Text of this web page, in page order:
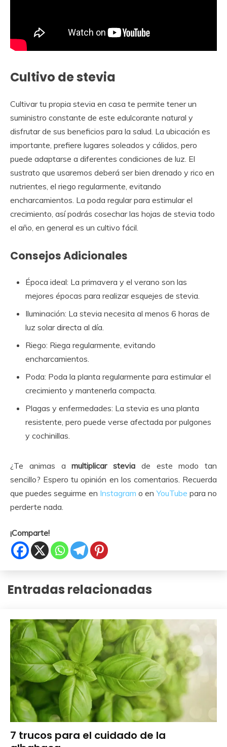
Cultivo de stevia
Cultivar tu propia stevia en casa te permite tener un
suministro constante de este edulcorante natural y
disfrutar de sus beneficios para la salud. La ubicación es
importante, prefiere lugares soleados y cálidos, pero
puede adaptarse a diferentes condiciones de luz. El
sustrato que usaremos deberá ser bien drenado y rico en
nutrientes, el riego regularmente, evitando
encharcamientos. La poda regular para estimular el
crecimiento, así podrás cosechar las hojas de stevia todo
el año, en general es un cultivo fácil.
Consejos Adicionales
Época ideal: La primavera y el verano son las
mejores épocas para realizar esquejes de stevia.
Iluminación: La stevia necesita al menos 6 horas de
luz solar directa al día.
Riego: Riega regularmente, evitando
encharcamientos.
Poda: Poda la planta regularmente para estimular el
crecimiento y mantenerla compacta.
Plagas y enfermedades: La stevia es una planta
resistente, pero puede verse afectada por pulgones
y cochinillas.
¿Te animas amultiplicar stevia de este modo tan
sencillo? Espero tu opinión en los comentarios. Recuerda
que puedes seguirme en Instagram o enYouTube para no
perderte nada.
¡Comparte!
Entradas relacionadas
Aromaticas
7 trucos para el cuidado de la